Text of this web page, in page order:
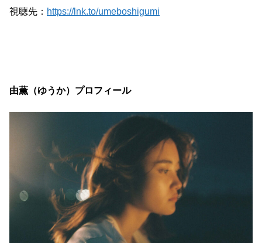
視聴先： https://lnk.to/umeboshigumi
由薫（ゆうか）プロフィール